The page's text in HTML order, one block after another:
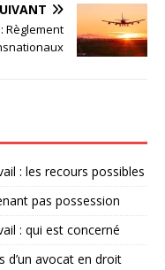
Règlement
: les recours possibles
pas possession
: qui est concerné
d’un avocat en droit